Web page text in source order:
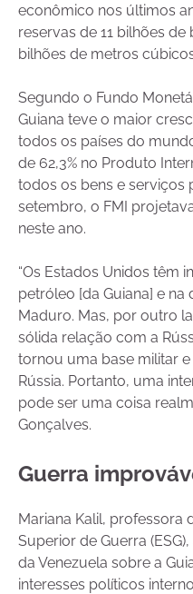
econômico nos últimos
reservas de 11 bilhões
bilhões de metros
Segundo o Fundo
Guiana teve o maior
todos os países do
de 62,3% no Produto
todos os bens e serviços
setembro, o FMI
neste ano.
“Os Estados Unidos têm
petróleo [da Guiana] e
Maduro. Mas, por outro
sólida relação com a
tornou uma base militar
Rússia. Portanto, uma
pode ser uma coisa
Gonçalves.
Guerra
Mariana Kalil, professora
Superior de Guerra
da Venezuela sobre a
interesses políticos